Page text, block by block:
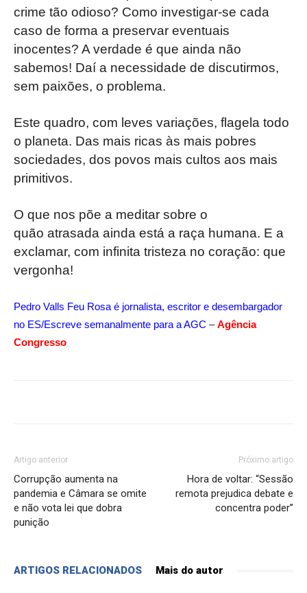
crime tão odioso? Como investigar-se cada
caso de forma a preservar eventuais
inocentes? A verdade é que ainda não
sabemos! Daí a necessidade de discutirmos,
sem paixões, o problema.
Este quadro, com leves variações, flagela todo
o planeta. Das mais ricas às mais pobres
sociedades, dos povos mais cultos aos mais
primitivos.
O que nos põe a meditar sobre o
quão atrasada ainda está a raça humana. E a
exclamar, com infinita tristeza no coração: que
vergonha!
Pedro Valls Feu Rosa é jornalista, escritor e desembargador
no ES/Escreve semanalmente para a AGC – Agência
Congresso
Artigo anterior
Corrupção aumenta na
pandemia e Câmara se omite
e não vota lei que dobra
punição
Próximo artigo
Hora de voltar: “Sessão
remota prejudica debate e
concentra poder”
ARTIGOS RELACIONADOS Mais do autor